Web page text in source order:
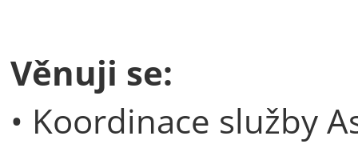
Věnuji se:
• Koordinace služby